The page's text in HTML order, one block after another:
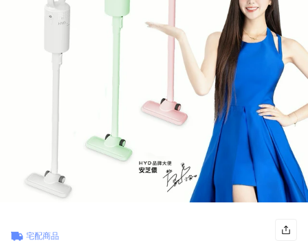
宅配商品